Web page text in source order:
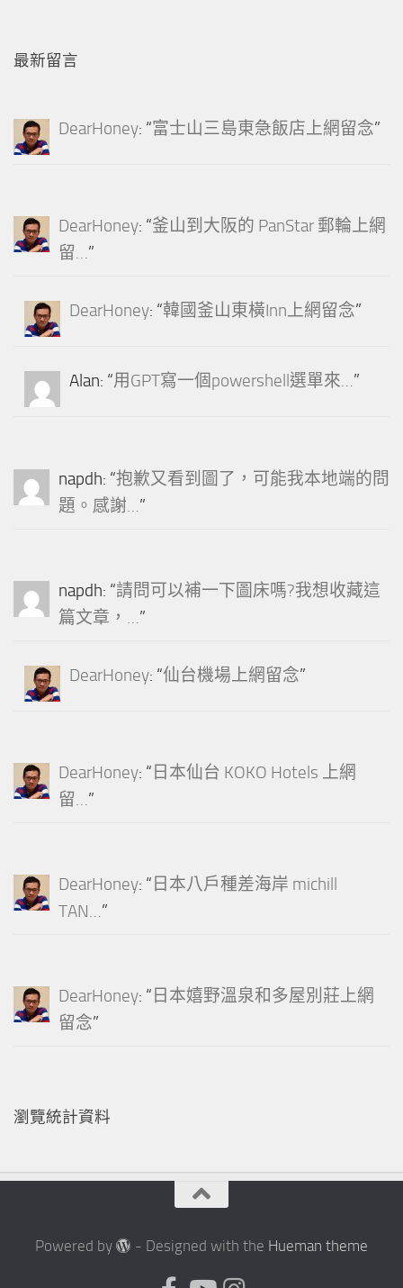
最新留言
DearHoney: “富士山三島東急飯店上網留念”
DearHoney: “釜山到大阪的 PanStar 郵輪上網
留…”
DearHoney: “韓國釜山東橫Inn上網留念”
Alan: “用GPT寫一個powershell選單來…”
napdh: “抱歉又看到圖了，可能我本地端的問
題。感謝…”
napdh: “請問可以補一下圖床嗎?我想收藏這
篇文章，…”
DearHoney: “仙台機場上網留念”
DearHoney: “ 日本仙台 KOKO Hotels 上網
留…”
DearHoney: “ 日本八戶種差海岸 michill
TAN…”
DearHoney: “ 日本嬉野溫泉和多屋別莊上網
留念”
瀏覽統計資料
Powered by - Designed with the Hueman theme